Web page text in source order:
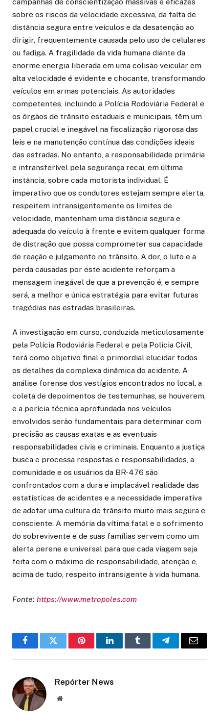
sobre os riscos da velocidade excessiva, da falta de
distância segura entre veículos e da desatenção ao
dirigir, frequentemente causada pelo uso de celulares
ou fadiga. A fragilidade da vida humana diante da
enorme energia liberada em uma colisão veicular em
alta velocidade é evidente e chocante, transformando
veículos em armas potenciais. As autoridades
competentes, incluindo a Polícia Rodoviária Federal e
os órgãos de trânsito estaduais e municipais, têm um
papel crucial e inegável na fiscalização rigorosa das
leis e na manutenção contínua das condições ideais
das estradas. No entanto, a responsabilidade primária
e intransferível pela segurança recai, em última
instância, sobre cada motorista individual. É
imperativo que os condutores estejam sempre alerta,
respeitem intransigentemente os limites de
velocidade, mantenham uma distância segura e
adequada do veículo à frente e evitem qualquer forma
de distração que possa comprometer sua capacidade
de reação e julgamento no trânsito. A dor, o luto e a
perda causadas por este acidente reforçam a
mensagem inegável de que a prevenção é, e sempre
será, a melhor e única estratégia para evitar futuras
tragédias nas estradas brasileiras.
A investigação em curso, conduzida meticulosamente
pela Polícia Rodoviária Federal e pela Polícia Civil,
terá como objetivo final e primordial elucidar todos
os detalhes da complexa dinâmica do acidente. A
análise forense dos vestígios encontrados no local, a
coleta de depoimentos de testemunhas, se houverem,
e a perícia técnica aprofundada nos veículos
envolvidos serão fundamentais para determinar com
precisão as causas exatas e as eventuais
responsabilidades civis e criminais. Enquanto a justiça
busca e processa respostas e responsabilidades, a
comunidade e os usuários da BR-476 são
confrontados com a dura e implacável realidade das
estatísticas de acidentes e a necessidade imperativa
de adotar uma cultura de trânsito muito mais segura e
consciente. A memória da vítima fatal e o sofrimento
do sobrevivente e de suas famílias servem como um
alerta perene e universal para que cada viagem seja
feita com o máximo de responsabilidade, atenção e,
acima de tudo, respeito intransigente à vida humana.
Fonte: https://www.metropoles.com
FacebookTwitter PinterestLinkedInTumblr TelegramEmail
Repórter News
Website